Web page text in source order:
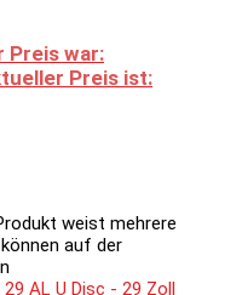
Preis war:
Preis ist:
weist mehrere
auf der